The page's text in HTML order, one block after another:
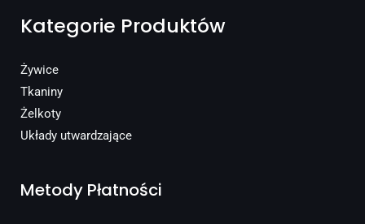
Kategorie Produktów
Żywice
Tkaniny
Żelkoty
Układy utwardzające
Metody Płatności